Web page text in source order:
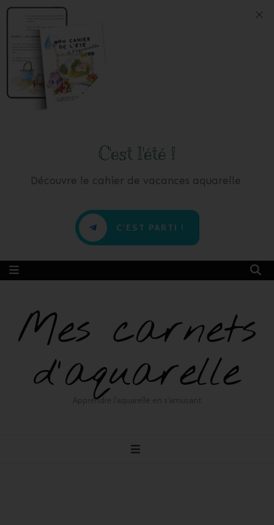
Mes carnets
d'aquarelle
Apprendre l'aquarelle en s'amusant
C'est l'été !
Découvre le cahier de vacances aquarelle
C'EST PARTI !